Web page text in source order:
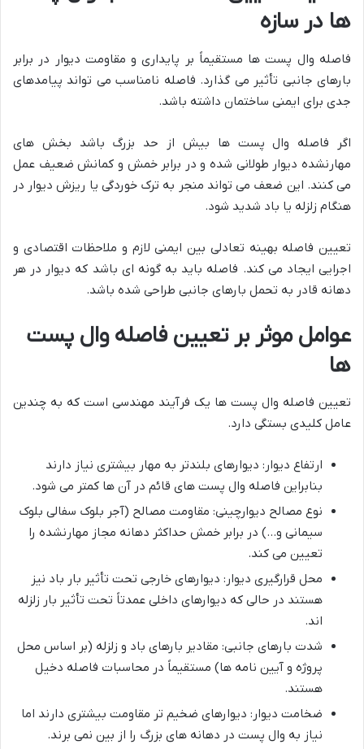
ها در سازه
فاصله وال پست ها مستقیماً بر پایداری و مقاومت دیوار در برابر
بارهای جانبی تأثیر می گذارد. فاصله نامناسب می تواند پیامدهای
جدی برای ایمنی ساختمان داشته باشد.
اگر فاصله وال پست ها بیش از حد بزرگ باشد بخش های
مهارنشده دیوار طولانی شده و در برابر خمش و کمانش ضعیف عمل
می کنند. این ضعف می تواند منجر به ترک خوردگی یا ریزش دیوار در
هنگام زلزله یا باد شدید شود.
تعیین فاصله بهینه تعادلی بین ایمنی لازم و ملاحظات اقتصادی و
اجرایی ایجاد می کند. فاصله باید به گونه ای باشد که دیوار در هر
دهانه قادر به تحمل بارهای جانبی طراحی شده باشد.
عوامل موثر بر تعیین فاصله وال پست
ها
تعیین فاصله وال پست ها یک فرآیند مهندسی است که به چندین
عامل کلیدی بستگی دارد.
ارتفاع دیوار: دیوارهای بلندتر به مهار بیشتری نیاز دارند
بنابراین فاصله وال پست های قائم در آن ها کمتر می شود.
نوع مصالح دیوارچینی: مقاومت مصالح (آجر بلوک سفالی بلوک
سیمانی و…) در برابر خمش حداکثر دهانه مجاز مهارنشده را
تعیین می کند.
محل قرارگیری دیوار: دیوارهای خارجی تحت تأثیر بار باد نیز
هستند در حالی که دیوارهای داخلی عمدتاً تحت تأثیر بار زلزله
اند.
شدت بارهای جانبی: مقادیر بارهای باد و زلزله (بر اساس محل
پروژه و آیین نامه ها) مستقیماً در محاسبات فاصله دخیل
هستند.
ضخامت دیوار: دیوارهای ضخیم تر مقاومت بیشتری دارند اما
نیاز به وال پست در دهانه های بزرگ را از بین نمی برند.